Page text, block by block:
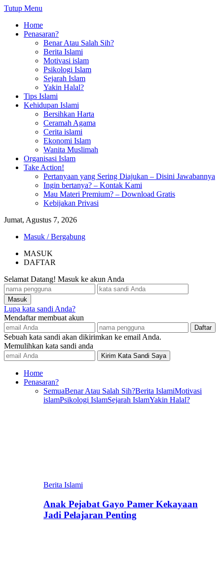
Tutup Menu
Home
Penasaran?
Benar Atau Salah Sih?
Berita Islami
Motivasi islam
Psikologi Islam
Sejarah Islam
Yakin Halal?
Tips Islami
Kehidupan Islami
Bersihkan Harta
Ceramah Agama
Cerita islami
Ekonomi Islam
Wanita Muslimah
Organisasi Islam
Take Action!
Pertanyaan yang Sering Diajukan – Disini Jawabannya
Ingin bertanya? – Kontak Kami
Mau Materi Premium? – Download Gratis
Kebijakan Privasi
Jumat, Agustus 7, 2026
Masuk / Bergabung
MASUK
DAFTAR
Selamat Datang! Masuk ke akun Anda
Lupa kata sandi Anda?
Mendaftar membuat akun
Sebuah kata sandi akan dikirimkan ke email Anda.
Memulihkan kata sandi anda
Home
Penasaran?
SemuaBenar Atau Salah Sih?Berita IslamiMotivasi
islamPsikologi IslamSejarah IslamYakin Halal?
Berita Islami
Anak Pejabat Gayo Pamer Kekayaan
Jadi Pelajaran Penting